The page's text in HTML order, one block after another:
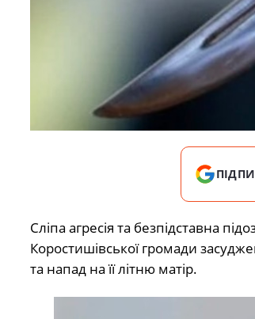
Сліпа агресія та безпідставна
Коростишівської громади
та напад на її літню матір.